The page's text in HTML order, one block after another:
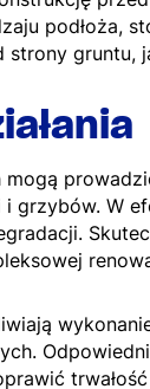
podłoża,
gruntu,
grzybów. W